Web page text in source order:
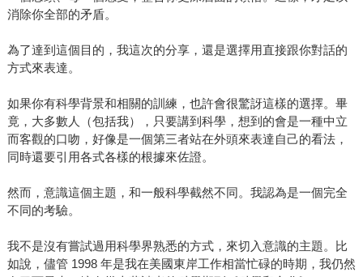
消除你全部的矛盾。
為了達到這個目的，我這次的分享，還是選擇用直接跟你對話的
方式來表達。
如果你有科學背景和相關的訓練，也許會很驚訝這樣的選擇。畢
竟，大多數人（包括我），只要講到科學，想到的會是一種中立
而客觀的口吻，好像是一個第三者站在外頭來表達自己的看法，
同時還要引用各式各樣的根據來佐證。
然而，意識這個主題，和一般科學截然不同。我認為是一個完全
不同的考驗。
我不是沒有嘗試過用科學界熟悉的方式，來切入意識的主題。比
如說，儘管 1998 年是我在美國東岸工作相當忙碌的時期，我仍然